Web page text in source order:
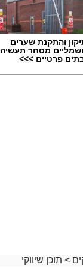
והתקנת שערים
מסחר תעשיה
פרטיים >>>
> תוכן שיווקי